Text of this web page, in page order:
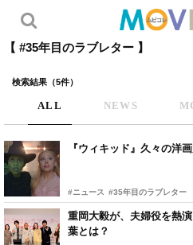
【 #35年目のラブレター 】
検索結果（5件）
ALL NEWS
『ウィキッド』久々の洋
#ニュース #35年目のラブレター
重岡大毅が、夫婦役を熱
葉とは？